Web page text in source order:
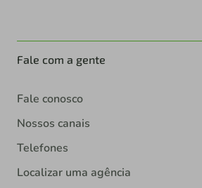
Fale com a gente
Fale conosco
Nossos canais
Telefones
Localizar uma agência